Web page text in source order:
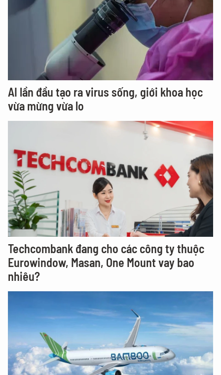
AI lần đầu tạo ra virus sống, giới khoa học
vừa mừng vừa lo
Techcombank đang cho các công ty thuộc
Eurowindow, Masan, One Mount vay bao
nhiêu?